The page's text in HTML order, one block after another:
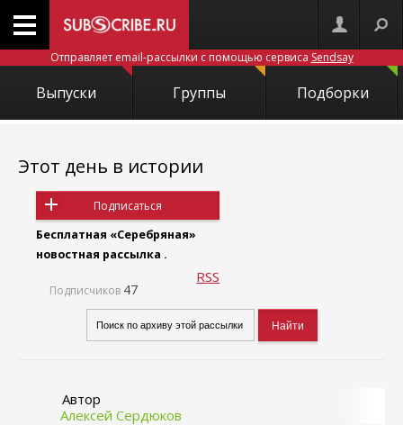
Отправляет email-рассылки с помощью сервиса Sendsay
Выпуски Группы Подборки
Этот день в истории
Подписаться
Бесплатная «Серебряная»
новостная рассылка .
Подписчиков 47
RSS
Автор
Алексей Сердюков